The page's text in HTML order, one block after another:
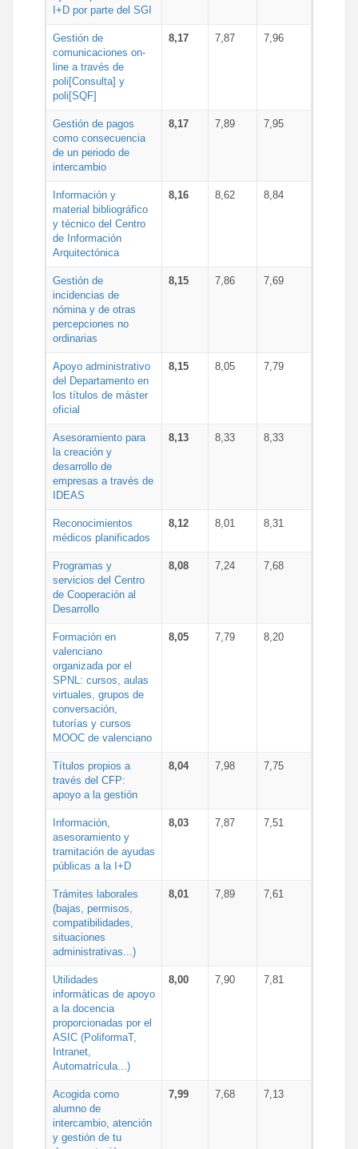
I+D por parte del SGI
Gestión de
comunicaciones on-
line a través de
poli[Consulta] y
poli[SQF]
8,17 7,87 7,96
Gestión de pagos
como consecuencia
de un periodo de
intercambio
8,17 7,89 7,95
Información y
material bibliográfico
y técnico del Centro
de Información
Arquitectónica
8,16 8,62 8,84
Gestión de
incidencias de
nómina y de otras
percepciones no
ordinarias
8,15 7,86 7,69
Apoyo administrativo
del Departamento en
los títulos de máster
oficial
8,15 8,05 7,79
Asesoramiento para
la creación y
desarrollo de
empresas a través de
IDEAS
8,13 8,33 8,33
Reconocimientos
médicos planificados
8,12 8,01 8,31
Programas y
servicios del Centro
de Cooperación al
Desarrollo
8,08 7,24 7,68
Formación en
valenciano
organizada por el
SPNL: cursos, aulas
virtuales, grupos de
conversación,
tutorías y cursos
MOOC de valenciano
8,05 7,79 8,20
Títulos propios a
través del CFP:
apoyo a la gestión
8,04 7,98 7,75
Información,
asesoramiento y
tramitación de ayudas
públicas a la I+D
8,03 7,87 7,51
Trámites laborales
(bajas, permisos,
compatibilidades,
situaciones
administrativas...)
8,01 7,89 7,61
Utilidades
informáticas de apoyo
a la docencia
proporcionadas por el
ASIC (PoliformaT,
Intranet,
Automatrícula...)
8,00 7,90 7,81
Acogida como
alumno de
intercambio, atención
y gestión de tu
7,99 7,68 7,13